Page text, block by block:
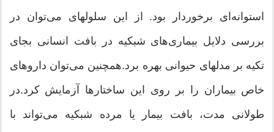
استوانه‌ای برخوردار بود. از این سلولهای می‌توان در
بررسی دلایل بیماری‌های شبکیه در بافت انسانی بجای
تکیه بر مدلهای حیوانی بهره برد.همچنین می‌توان داروهای
خاص بیماران را بر روی این ساختارها آزمایش کرد.در
طولانی مدت،‌ بافت بیمار یا مرده شبکیه می‌تواند با